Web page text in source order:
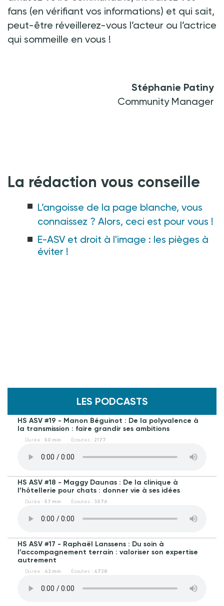
fans (en vérifiant vos informations) et qui sait,
peut-être réveillerez-vous l’acteur ou l’actrice
qui sommeille en vous !
Stéphanie Patiny
Community Manager
La rédaction vous conseille
L’angoisse de la page blanche, vous
connaissez ? Alors, ceci est pour vous !
E-ASV et droit à l'image : les pièges à
éviter !
LES PODCASTS
HS ASV #19 - Manon Béguinot : De la polyvalence à
la transmission : faire grandir ses ambitions
Durée : 50 min Écoutes : 2177
HS ASV #18 - Maggy Daunas : De la clinique à
l’hôtellerie pour chats : donner vie à ses idées
Durée : 57 min Écoutes : 3576
HS ASV #17 - Raphaël Lanssens : Du soin à
l’accompagnement terrain : valoriser son expertise
autrement
Durée : 42 min Écoutes : 4728